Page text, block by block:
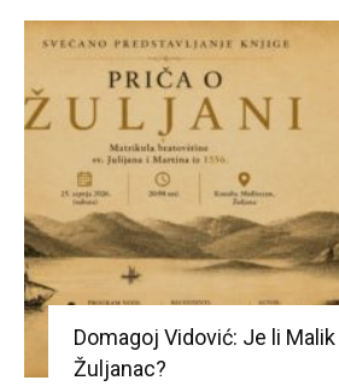
Domagoj Vidović: Je li
Žuljanac?